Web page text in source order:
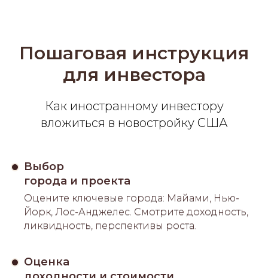
Пошаговая инструкция
для инвестора
Как иностранному инвестору
вложиться в новостройку США
Выбор
города и проекта
Оцените ключевые города: Майами, Нью-
Йорк, Лос-Анджелес. Смотрите доходность,
ликвидность, перспективы роста.
Оценка